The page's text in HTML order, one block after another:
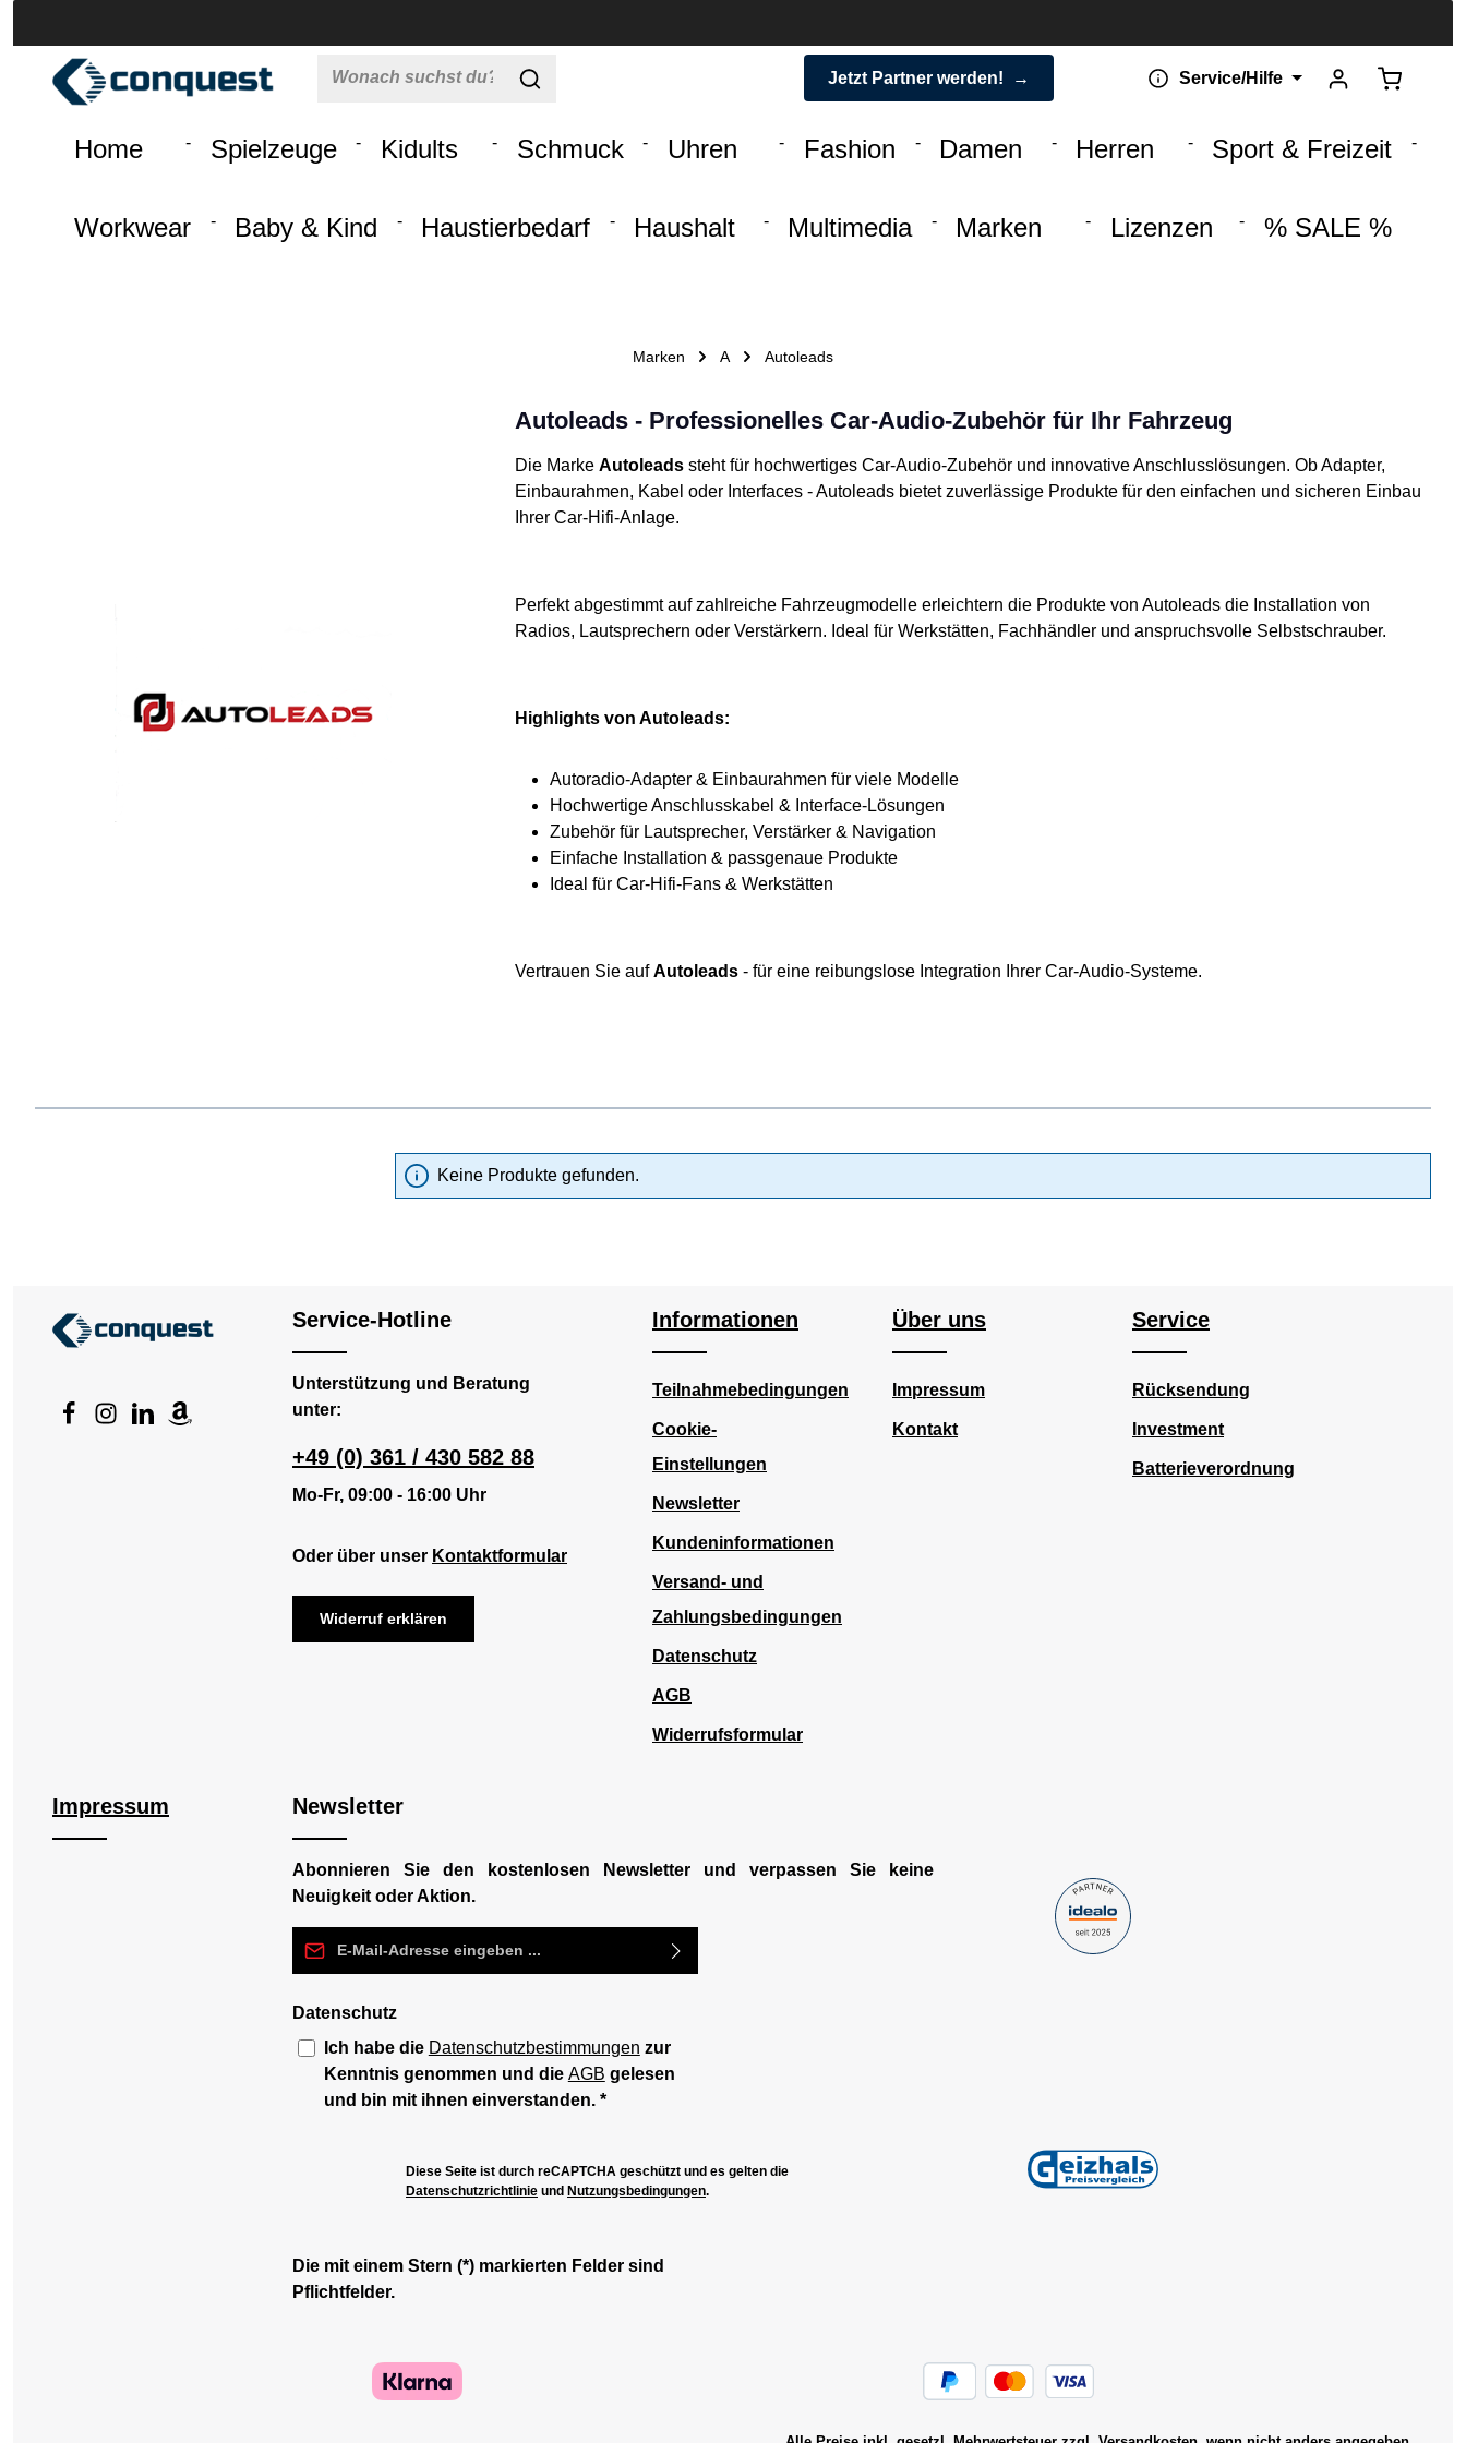
Jetzt Partner werden! Service/Hilfe
Home Spielzeuge Kidults Schmuck Uhren Fashion Damen Herren Sport & Freizeit
Workwear Baby & Kind Haustierbedarf Haushalt Multimedia Marken Lizenzen % SALE %
Marken A Autoleads
Autoleads - Professionelles Car-Audio-Zubehör für Ihr Fahrzeug
Die Marke Autoleads steht für hochwertiges Car-Audio-Zubehör und innovative Anschlusslösungen. Ob Adapter,
Einbaurahmen, Kabel oder Interfaces - Autoleads bietet zuverlässige Produkte für den einfachen und sicheren Einbau
Ihrer Car-Hifi-Anlage.
Perfekt abgestimmt auf zahlreiche Fahrzeugmodelle erleichtern die Produkte von Autoleads die Installation von
Radios, Lautsprechern oder Verstärkern. Ideal für Werkstätten, Fachhändler und anspruchsvolle Selbstschrauber.
Highlights von Autoleads:
Autoradio-Adapter & Einbaurahmen für viele Modelle
Hochwertige Anschlusskabel & Interface-Lösungen
Zubehör für Lautsprecher, Verstärker & Navigation
Einfache Installation & passgenaue Produkte
Ideal für Car-Hifi-Fans & Werkstätten
Vertrauen Sie aufAutoleads - für eine reibungslose Integration Ihrer Car-Audio-Systeme.
Keine Produkte gefunden.
Service-Hotline
Unterstützung und Beratung
unter:
+49 (0) 361 / 430 582 88
Mo-Fr, 09:00 - 16:00 Uhr
Oder über unser Kontaktformular
Widerruf erklären
Informationen
Teilnahmebedingungen
Cookie-
Einstellungen
Newsletter
Kundeninformationen
Versand- und
Zahlungsbedingungen
Datenschutz
AGB
Widerrufsformular
Über uns
Impressum
Kontakt
Service
Rücksendung
Investment
Batterieverordnung
Impressum Newsletter
Abonnieren Sie den kostenlosen Newsletter und verpassen Sie keine
Neuigkeit oder Aktion.
E-Mail-Adresse*
Datenschutz
Ich habe die Datenschutzbestimmungen zur
Kenntnis genommen und die AGB gelesen
und bin mit ihnen einverstanden. *
Diese Seite ist durch reCAPTCHA geschützt und es gelten die
Datenschutzrichtlinie und Nutzungsbedingungen.
Die mit einem Stern (*) markierten Felder sind
Pflichtfelder.